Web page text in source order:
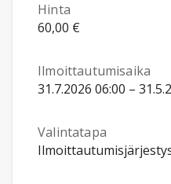
Hinta
60,00 €
Ilmoittautumisaika
31.7.2026 06:00 –
Valintatapa